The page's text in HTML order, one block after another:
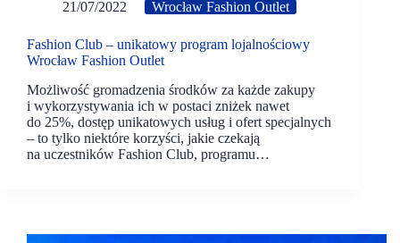
21/07/2022 Wrocław Fashion Outlet
Fashion Club – unikatowy program lojalnościowy
Wrocław Fashion Outlet
Możliwość gromadzenia środków za każde zakupy
i wykorzystywania ich w postaci zniżek nawet
do 25%, dostęp unikatowych usług i ofert specjalnych
– to tylko niektóre korzyści, jakie czekają
na uczestników Fashion Club, programu…